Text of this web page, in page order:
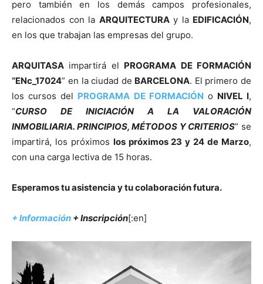
pero también en los demás campos profesionales,
relacionados con la ARQUITECTURAy la EDIFICACIÓN,
en los que trabajan las empresas del grupo.
ARQUITASA impartirá el PROGRAMA DE FORMACIÓN
“ENc_17024” en la ciudad de BARCELONA. El primero de
los cursos del PROGRAMA DE FORMACIÓN o NIVEL I,
“CURSO DE INICIACIÓN A LA VALORACIÓN
INMOBILIARIA. PRINCIPIOS, MÉTODOS Y CRITERIOS” se
impartirá, los próximos los próximos 23 y 24 de Marzo,
con una carga lectiva de 15 horas.
Esperamos tu asistencia y tu colaboración futura.
+ Información + Inscripción[:en]